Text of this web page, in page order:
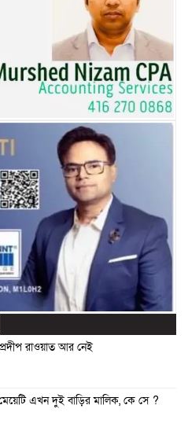
প্রদীপ রাওয়াত আর নেই
এখন দুই বাড়ির মালিক, কে সে ?